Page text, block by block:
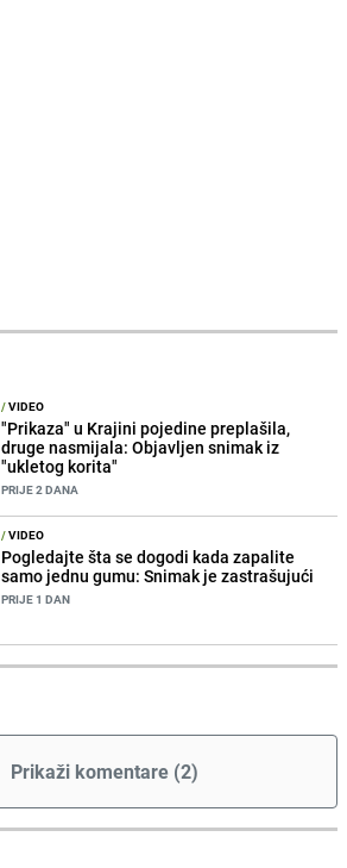
/VIDEO
"Prikaza" u Krajini pojedine preplašila,
druge nasmijala: Objavljen snimak iz
"ukletog korita"
PRIJE 2 DANA
/VIDEO
Pogledajte šta se dogodi kada zapalite
samo jednu gumu: Snimak je zastrašujući
PRIJE 1 DAN
Prikaži komentare (2)